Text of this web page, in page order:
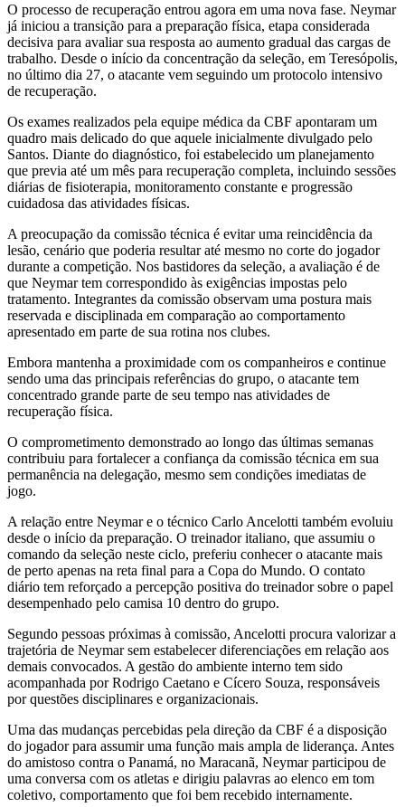
O processo de recuperação entrou agora em uma nova fase. Neymar
já iniciou a transição para a preparação física, etapa considerada
decisiva para avaliar sua resposta ao aumento gradual das cargas de
trabalho. Desde o início da concentração da seleção, em Teresópolis,
no último dia 27, o atacante vem seguindo um protocolo intensivo
de recuperação.
Os exames realizados pela equipe médica da CBF apontaram um
quadro mais delicado do que aquele inicialmente divulgado pelo
Santos. Diante do diagnóstico, foi estabelecido um planejamento
que previa até um mês para recuperação completa, incluindo sessões
diárias de fisioterapia, monitoramento constante e progressão
cuidadosa das atividades físicas.
A preocupação da comissão técnica é evitar uma reincidência da
lesão, cenário que poderia resultar até mesmo no corte do jogador
durante a competição. Nos bastidores da seleção, a avaliação é de
que Neymar tem correspondido às exigências impostas pelo
tratamento. Integrantes da comissão observam uma postura mais
reservada e disciplinada em comparação ao comportamento
apresentado em parte de sua rotina nos clubes.
Embora mantenha a proximidade com os companheiros e continue
sendo uma das principais referências do grupo, o atacante tem
concentrado grande parte de seu tempo nas atividades de
recuperação física.
O comprometimento demonstrado ao longo das últimas semanas
contribuiu para fortalecer a confiança da comissão técnica em sua
permanência na delegação, mesmo sem condições imediatas de
jogo.
A relação entre Neymar e o técnico Carlo Ancelotti também evoluiu
desde o início da preparação. O treinador italiano, que assumiu o
comando da seleção neste ciclo, preferiu conhecer o atacante mais
de perto apenas na reta final para a Copa do Mundo. O contato
diário tem reforçado a percepção positiva do treinador sobre o papel
desempenhado pelo camisa 10 dentro do grupo.
Segundo pessoas próximas à comissão, Ancelotti procura valorizar a
trajetória de Neymar sem estabelecer diferenciações em relação aos
demais convocados. A gestão do ambiente interno tem sido
acompanhada por Rodrigo Caetano e Cícero Souza, responsáveis
por questões disciplinares e organizacionais.
Uma das mudanças percebidas pela direção da CBF é a disposição
do jogador para assumir uma função mais ampla de liderança. Antes
do amistoso contra o Panamá, no Maracanã, Neymar participou de
uma conversa com os atletas e dirigiu palavras ao elenco em tom
coletivo, comportamento que foi bem recebido internamente.